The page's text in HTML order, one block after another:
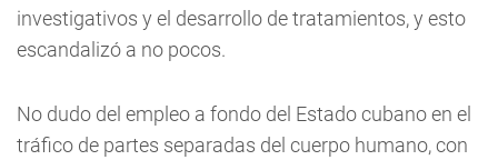
investigativos y el desarrollo de tratamientos, y esto
escandalizó a no pocos.
No dudo del empleo a fondo del Estado cubano en el
tráfico de partes separadas del cuerpo humano, con